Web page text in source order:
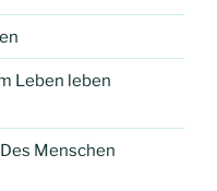
Leben leben
Menschen